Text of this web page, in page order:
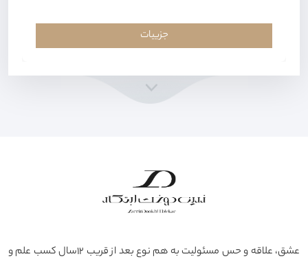
جزییات
عشق، علاقه و حس مسئولیت به هم نوع بعد از قریب ۱۲سال کسب علم و